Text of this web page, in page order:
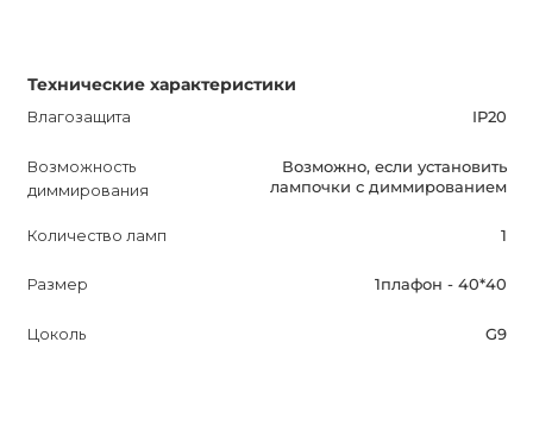
Технические характеристики
Влагозащита IP20
Возможность
диммирования
Возможно, если установить
лампочки с диммированием
Количество ламп 1
Размер 1плафон - 40*40
Цоколь G9